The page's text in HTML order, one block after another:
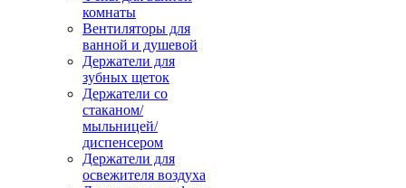
комнаты
Вентиляторы для
ванной и душевой
Держатели для
зубных щеток
Держатели со
стаканом/
мыльницей/
диспенсером
Держатели для
освежителя воздуха